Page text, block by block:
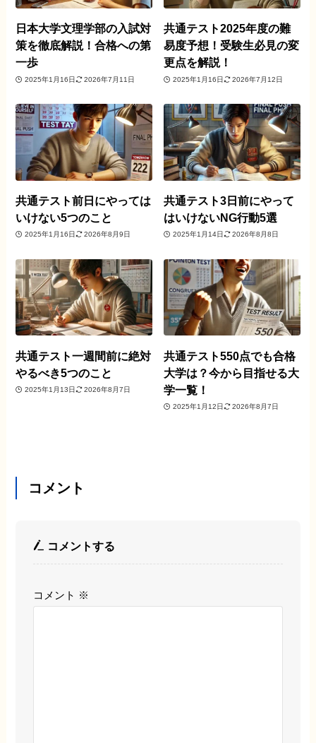
日本大学文理学部の入試対
策を徹底解説！合格への第
一歩
2025年1月16日 2026年7月11日
共通テスト2025年度の難
易度予想！受験生必見の変
更点を解説！
2025年1月16日 2026年7月12日
共通テスト前日にやっては
いけない5つのこと
2025年1月16日 2026年8月9日
共通テスト3日前にやって
はいけないNG行動5選
2025年1月14日 2026年8月8日
共通テスト一週間前に絶対
やるべき5つのこと
2025年1月13日 2026年8月7日
共通テスト550点でも合格
大学は？今から目指せる大
学一覧！
2025年1月12日 2026年8月7日
コメント
コメントする
コメント ※